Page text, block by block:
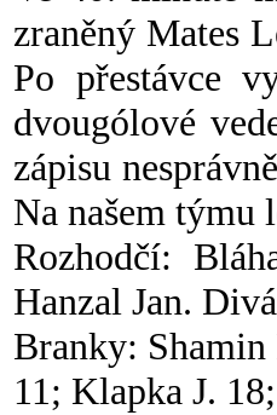
zraněný Mates
Po přestávce
dvougólové
zápisu
Na našem týmu
Rozhodčí:
Hanzal Jan.
Branky:
11; Klapka J.